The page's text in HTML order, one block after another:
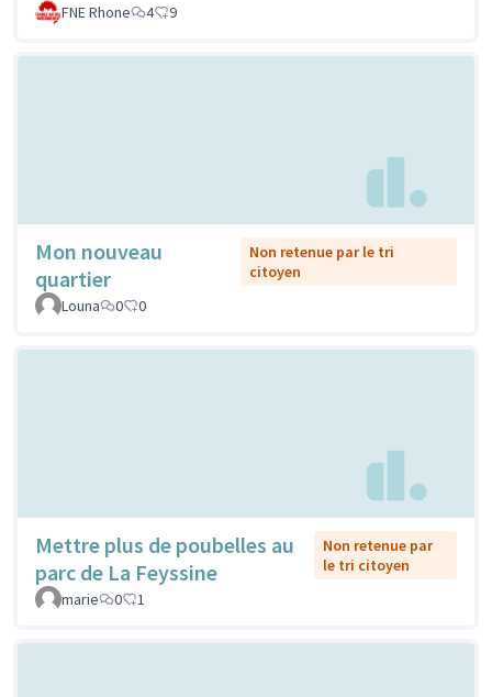
FNE Rhone
4 9
Mon nouveau
quartier
Non retenue par le tri
citoyen
Louna
0 0
Mettre plus de poubelles au
parc de La Feyssine
Non retenue par
le tri citoyen
marie
0 1